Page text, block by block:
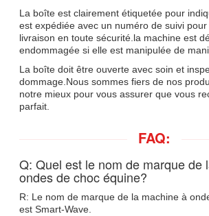
La boîte est clairement étiquetée pour
est expédiée avec un numéro de suivi
livraison en toute sécurité.la machine est
endommagée si elle est manipulée de
La boîte doit être ouverte avec soin et
dommage.Nous sommes fiers de nos
notre mieux pour vous assurer que vous
parfait.
FAQ:
Q: Quel est le nom de marque de
ondes de choc équine?
R: Le nom de marque de la machine à
est Smart-Wave.